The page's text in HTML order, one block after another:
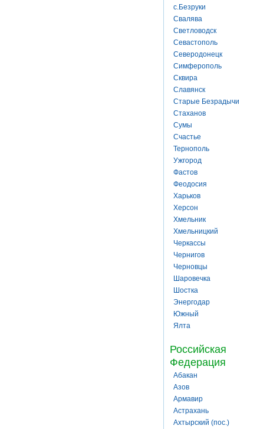
с.Безруки
Свалява
Светловодск
Севастополь
Северодонецк
Симферополь
Сквира
Славянск
Старые Безрадычи
Стаханов
Сумы
Счастье
Тернополь
Ужгород
Фастов
Феодосия
Харьков
Херсон
Хмельник
Хмельницкий
Черкассы
Чернигов
Черновцы
Шаровечка
Шостка
Энергодар
Южный
Ялта
Российская
Федерация
Абакан
Азов
Армавир
Астрахань
Ахтырский (пос.)